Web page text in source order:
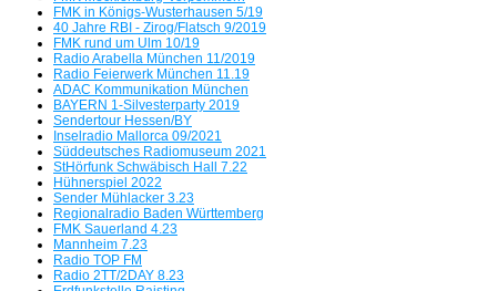
FMK in Königs-Wusterhausen 5/19
40 Jahre RBI - Zirog/Flatsch 9/2019
FMK rund um Ulm 10/19
Radio Arabella München 11/2019
Radio Feierwerk München 11.19
ADAC Kommunikation München
BAYERN 1-Silvesterparty 2019
Sendertour Hessen/BY
Inselradio Mallorca 09/2021
Süddeutsches Radiomuseum 2021
StHörfunk Schwäbisch Hall 7.22
Hühnerspiel 2022
Sender Mühlacker 3.23
Regionalradio Baden Württemberg
FMK Sauerland 4.23
Mannheim 7.23
Radio TOP FM
Radio 2TT/2DAY 8.23